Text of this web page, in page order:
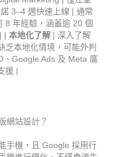
3–4 週快速上線 | 通常
8 年經驗，涵蓋逾 20 個
| |本地化了解 | 深入了解
乏本地化情境，可能外判
、Google Ads 及 Meta 廣
援 |
網站設計？
手機，且 Google 採用行